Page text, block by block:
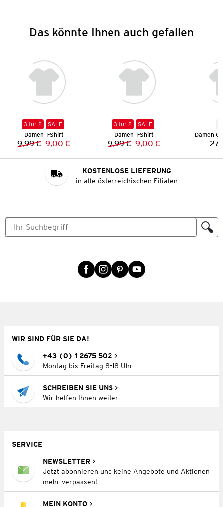
Das könnte Ihnen auch gefallen
3 für 2
SALE
Damen T-Shirt
Vorheriger Preis:
9,99 € Neuer Preis:
9,00 €
3 für 2
SALE
Damen T-Shirt
Vorheriger Preis:
9,99 € Neuer Preis:
9,00 €
Damen
KOSTENLOSE LIEFERUNG
in alle österreichischen Filialen
WIR SIND FÜR SIE DA!
+43 (0) 1 2675 502
Montag bis Freitag 8–18 Uhr
SCHREIBEN SIE UNS
Wir helfen Ihnen weiter
SERVICE
NEWSLETTER
Jetzt abonnieren und keine Angebote und Aktionen
mehr verpassen!
MEIN KONTO